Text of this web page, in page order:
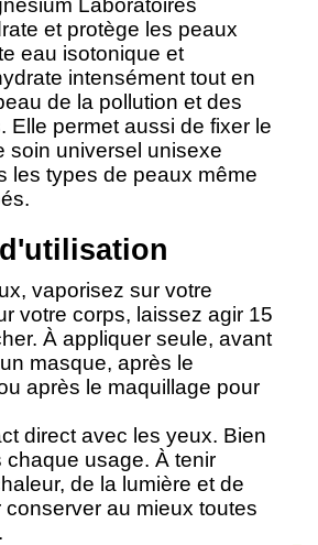
Laboratoires
et protège les peaux
eau isotonique et
intensément tout en
de la pollution et des
Elle permet aussi de fixer le
soin universel unisexe
les types de peaux même
vaporisez sur votre
votre corps, laissez agir 15
À appliquer seule, avant
masque, après le
après le maquillage pour
direct avec les yeux. Bien
chaque usage. À tenir
de la lumière et de
conserver au mieux toutes